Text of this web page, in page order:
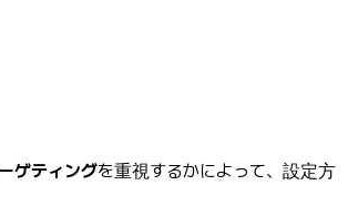
ゲティングを重視するかによって、設定方